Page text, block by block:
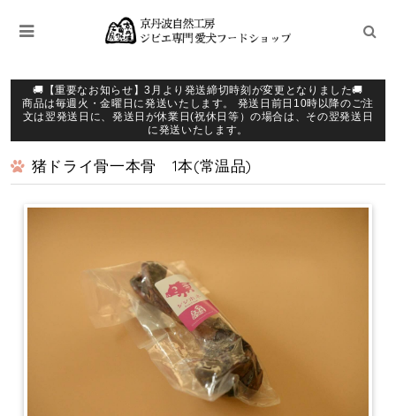
🚚【重要なお知らせ】3月より発送締切時刻が変更となりました🚚
商品は毎週火・金曜日に発送いたします。 発送日前日10時以降のご注
文は翌発送日に、発送日が休業日(祝休日等）の場合は、その翌発送日
に発送いたします。
猪ドライ骨一本骨 1本(常温品)